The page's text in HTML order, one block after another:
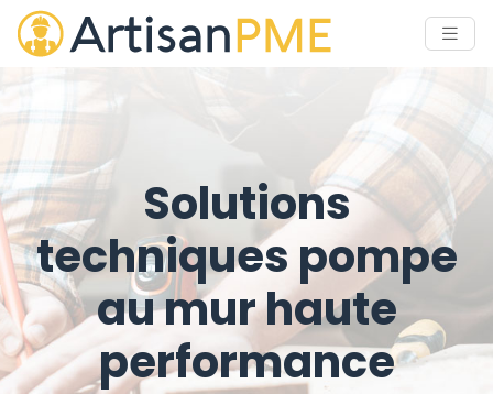
Solutions
techniques pompe
au mur haute
performance